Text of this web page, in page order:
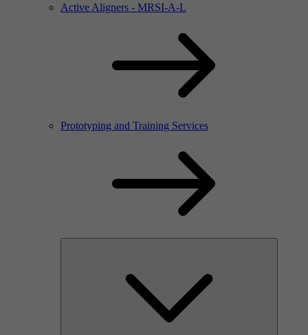
Active Aligners - MRSI-A-L
Prototyping and Training Services